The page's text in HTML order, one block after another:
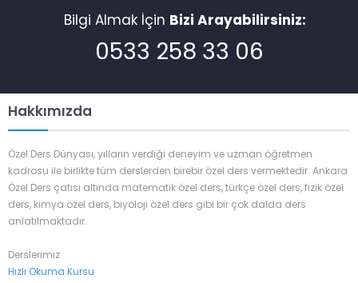
Bilgi Almak İçin Bizi Arayabilirsiniz:
0533 258 33 06
Hakkımızda
Özel Ders Dünyası, yılların verdiği deneyim ve uzman öğretmen
kadrosu ile birlikte tüm derslerden birebir özel ders vermektedir. Ankara
Özel Ders çatısı altında matematik özel ders, türkçe özel ders, fizik özel
ders, kimya özel ders, biyoloji özel ders gibi bir çok dalda ders
anlatılmaktadır.
Derslerimiz
Hızlı Okuma Kursu